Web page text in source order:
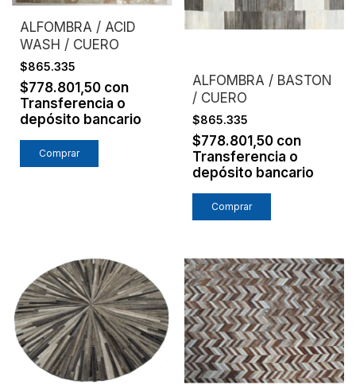
ALFOMBRA / ACID
WASH / CUERO
$865.335
$778.801,50 con
Transferencia o
depósito bancario
Comprar
ALFOMBRA / BASTON
/ CUERO
$865.335
$778.801,50 con
Transferencia o
depósito bancario
Comprar